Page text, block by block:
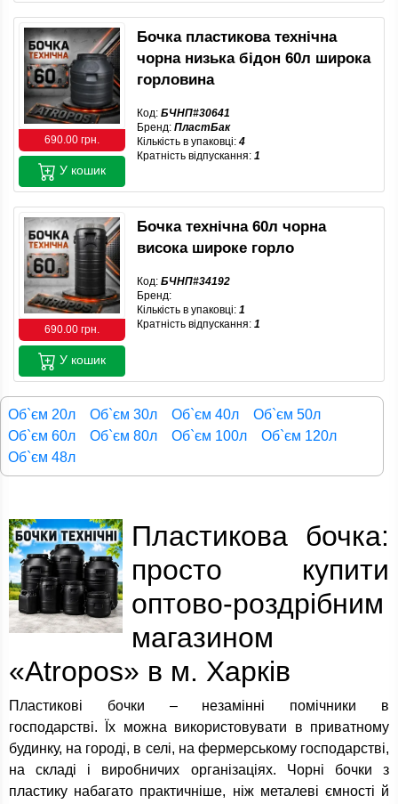
690.00 грн.
Бочка пластикова технічна
чорна низька бідон 60л широка
горловина
Код: БЧНП#30641
Бренд: ПластБак
Кількість в упаковці: 4
Кратність відпускання: 1
У кошик
690.00 грн.
Бочка технічна 60л чорна
висока широке горло
Код: БЧНП#34192
Бренд:
Кількість в упаковці: 1
Кратність відпускання: 1
У кошик
Об`єм 20л Об`єм 30л Об`єм 40л
Об`єм 50л
Об`єм 60л
Об`єм 80л Об`єм 100л
Об`єм 120л
Об`єм 48л
Пластикова бочка:
просто купити
оптово-роздрібним
магазином
«Atropos» в м. Харків
Пластикові бочки – незамінні помічники в
господарстві. Їх можна використовувати в приватному
будинку, на городі, в селі, на фермерському господарстві,
на складі і виробничих організаціях. Чорні бочки з
пластику набагато практичніше, ніж металеві ємності й